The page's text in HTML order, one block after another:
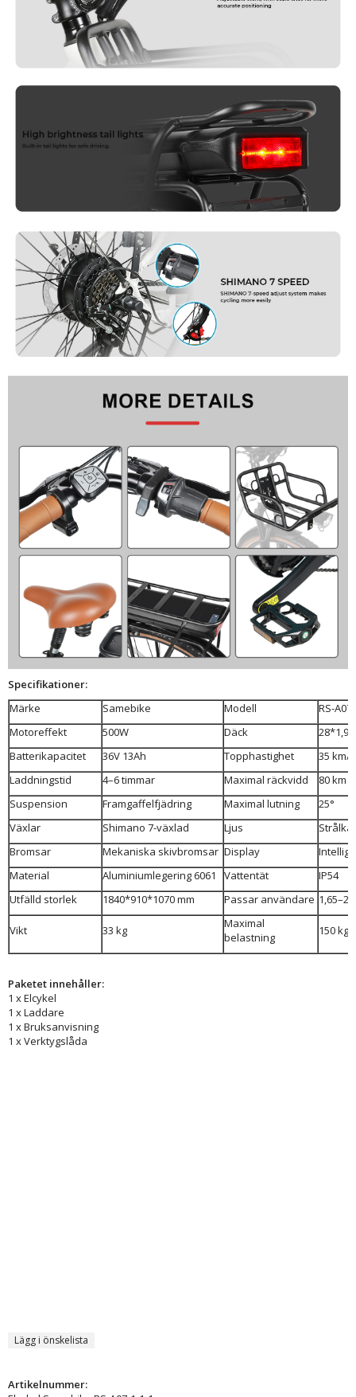
Specifikationer:
Märke
Samebike Modell
RS-A07
Motoreffekt
500W Däck
Batterikapacitet
36V 13Ah Topphastighet
35 km/h
Laddningstid
4–6 timmar Maximal räckvidd
80 km
Suspension
Framgaffelfjädring Maximal lutning
25°
Växlar
Shimano 7-växlad Ljus
Bromsar
Mekaniska skivbromsar Display
Material
Aluminiumlegering 6061 Vattentät
IP54
Utfälld storlek
1840*910*1070 mm Passar användare
Vikt 33 kg
Maximal
belastning
150 kg
Paketet innehåller:
1 x Elcykel
1 x Laddare
1 x Bruksanvisning
1 x Verktygslåda
Lägg i önskelista
Artikelnummer: